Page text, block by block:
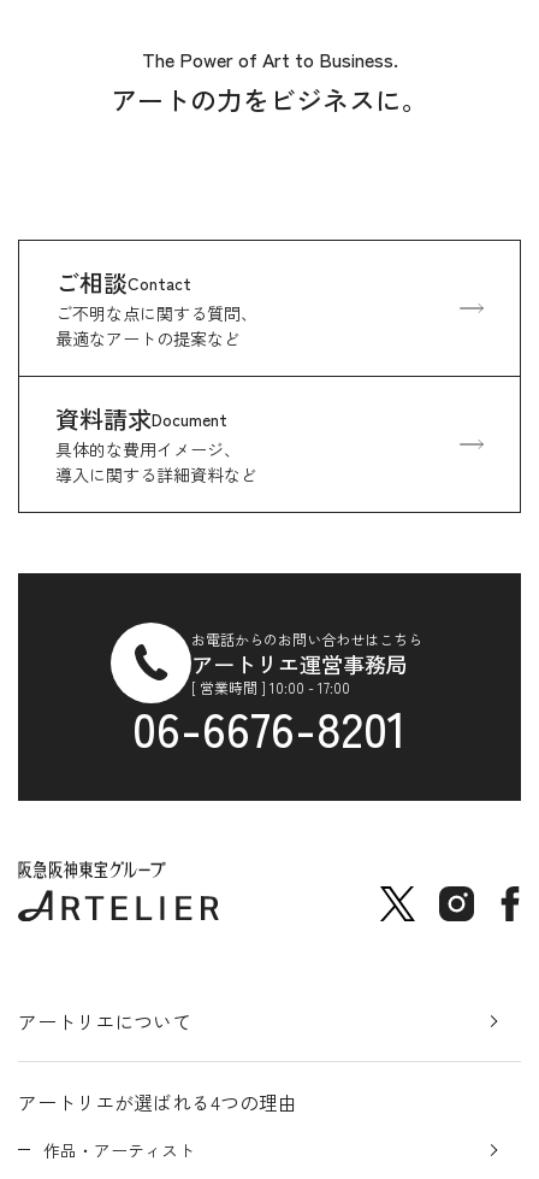
The Power of Art to Business.
アートの力をビジネスに。
ご相談Contact
ご不明な点に関する質問、
最適なアートの提案など
資料請求Document
具体的な費用イメージ、
導入に関する詳細資料など
お電話からのお問い合わせはこちら
アートリエ運営事務局
[ 営業時間 ] 10:00 - 17:00
06-6676-8201
アートリエについて
アートリエが選ばれる4つの理由
作品・アーティスト